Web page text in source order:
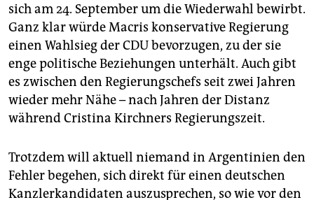
sich am 24. September um die Wiederwahl bewirbt.
Ganz klar würde Macris konservative Regierung
einen Wahlsieg der CDU bevorzugen, zu der sie
enge politische Beziehungen unterhält. Auch gibt
es zwischen den Regierungschefs seit zwei Jahren
wieder mehr Nähe – nach Jahren der Distanz
während Cristina Kirchners Regierungszeit.
Trotzdem will aktuell niemand in Argentinien den
Fehler begehen, sich direkt für einen deutschen
Kanzlerkandidaten auszusprechen, so wie vor den